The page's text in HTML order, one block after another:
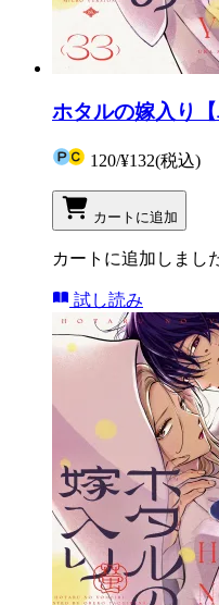
ホタルの嫁入り
120/¥132(税込)
カートに追加
カートに追加しまし
試し読み